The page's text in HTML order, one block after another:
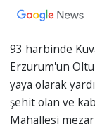
93 harbinde
Erzurum'un
yaya olarak
şehit olan ve
Mahallesi